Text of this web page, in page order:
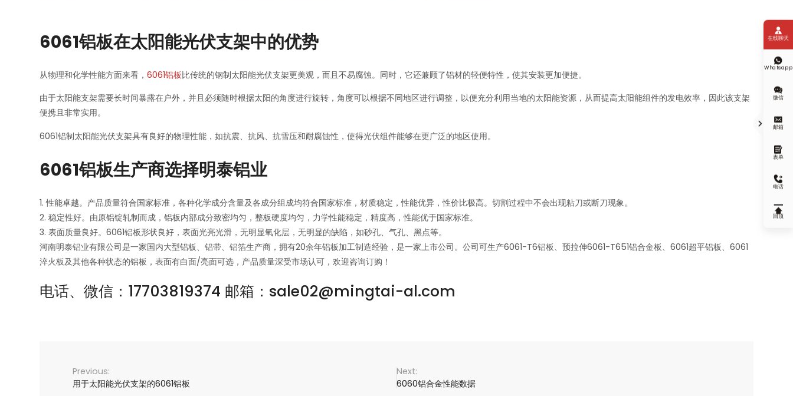
6061铝板在太阳能光伏支架中的优势
从物理和化学性能方面来看，6061铝板比传统的钢制太阳能光伏支架更美观，而且不易腐蚀。同时，它还兼顾了铝材的轻便特性，使其安装更加便捷。
由于太阳能支架需要长时间暴露在户外，并且必须随时根据太阳的角度进行旋转，角度可以根据不同地区进行调整，以便充分利用当地的太阳能资源，从而提高太阳能组件的发电效率，因此该支架
便携且非常实用。
6061铝制太阳能光伏支架具有良好的物理性能，如抗震、抗风、抗雪压和耐腐蚀性，使得光伏组件能够在更广泛的地区使用。
6061铝板生产商选择明泰铝业
1. 性能卓越。产品质量符合国家标准，各种化学成分含量及各成分组成均符合国家标准，材质稳定，性能优异，性价比极高。切割过程中不会出现粘刀或断刀现象。
2. 稳定性好。由原铝锭轧制而成，铝板内部成分致密均匀，整板硬度均匀，力学性能稳定，精度高，性能优于国家标准。
3. 表面质量良好。6061铝板形状良好，表面光亮光滑，无明显氧化层，无明显的缺陷，如砂孔、气孔、黑点等。
河南明泰铝业有限公司是一家国内大型铝板、铝带、铝箔生产商，拥有20余年铝板加工制造经验，是一家上市公司。公司可生产6061-T6铝板、预拉伸6061-T651铝合金板、6061超平铝板、6061
淬火板及其他各种状态的铝板，表面有白面/亮面可选，产品质量深受市场认可，欢迎咨询订购！
电话、微信：17703819374 邮箱：sale02@mingtai-al.com
用于太阳能光伏支架的6061铝板 6060铝合金性能数据

在线聊天

Whatsapp

微信

邮箱

表单

电话

回顶
